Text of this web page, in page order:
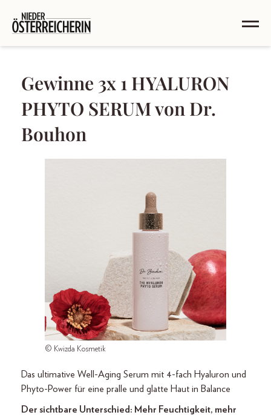
Gewinne 3x 1 HYALURON
PHYTO SERUM von Dr.
Bouhon
© Kwizda Kosmetik
Das ultimative Well-Aging Serum mit 4-fach Hyaluron und
Phyto-Power für eine pralle und glatte Haut in Balance
Der sichtbare Unterschied: Mehr Feuchtigkeit, mehr